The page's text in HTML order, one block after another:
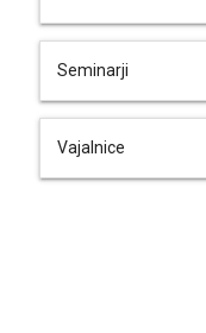
Seminarji
Vajalnice